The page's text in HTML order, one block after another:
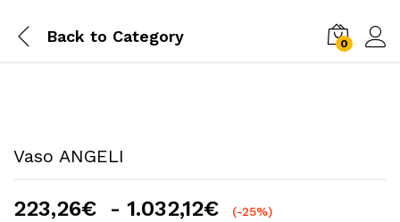
Back to Category 0
Vaso ANGELI
223,26€ - 1.032,12€ Fascia
(-25%)